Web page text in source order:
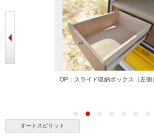
OP：スライド収納ボックス（左側）
オートスピリット